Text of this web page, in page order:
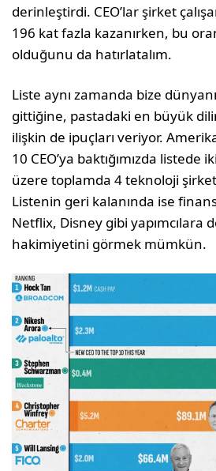
derinleştirdi. CEO’lar şirket
196 kat fazla kazanırken, bu
olduğunu da hatırlatalım.
Liste aynı zamanda bize
gittiğine, pastadaki en büyük
ilişkin de ipuçları veriyor.
10 CEO’ya baktığımızda listede
üzere toplamda 4 teknoloji
Listenin geri kalanında ise
Netflix, Disney gibi yapımcılara
hakimiyetini görmek mümkün.